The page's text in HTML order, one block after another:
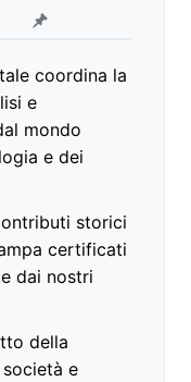
coordina la
e
mondo
e dei
storici
certificati
dai nostri
della
e